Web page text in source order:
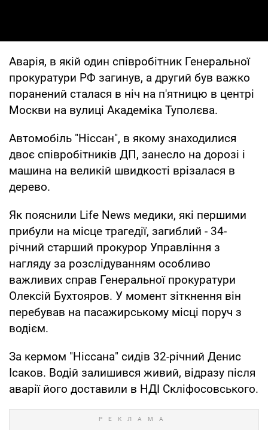
Аварія, в якій один співробітник Генеральної
прокуратури РФ загинув, а другий був важко
поранений сталася в ніч на п'ятницю в центрі
Москви на вулиці Академіка Туполєва.
Автомобіль "Ніссан", в якому знаходилися
двоє співробітників ДП, занесло на дорозі і
машина на великій швидкості врізалася в
дерево.
Як пояснили Life News медики, які першими
прибули на місце трагедії, загиблий - 34-
річний старший прокурор Управління з
нагляду за розслідуванням особливо
важливих справ Генеральної прокуратури
Олексій Бухтояров. У момент зіткнення він
перебував на пасажирському місці поруч з
водієм.
За кермом "Ніссана" сидів 32-річний Денис
Ісаков. Водій залишився живий, відразу після
аварії його доставили в НДІ Скліфосовського.